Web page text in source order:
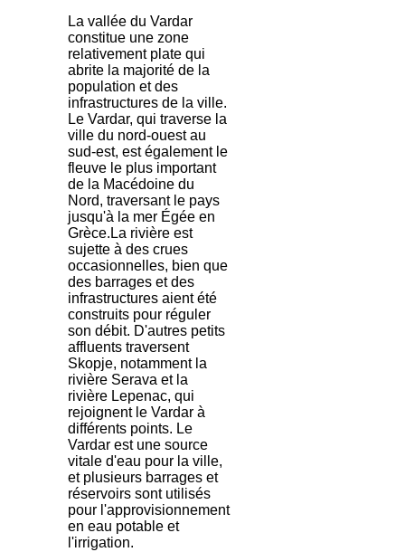
La vallée du Vardar
constitue une zone
relativement plate qui
abrite la majorité de la
population et des
infrastructures de la ville.
Le Vardar, qui traverse la
ville du nord-ouest au
sud-est, est également le
fleuve le plus important
de la Macédoine du
Nord, traversant le pays
jusqu'à la mer Égée en
Grèce.La rivière est
sujette à des crues
occasionnelles, bien que
des barrages et des
infrastructures aient été
construits pour réguler
son débit. D'autres petits
affluents traversent
Skopje, notamment la
rivière Serava et la
rivière Lepenac, qui
rejoignent le Vardar à
différents points. Le
Vardar est une source
vitale d'eau pour la ville,
et plusieurs barrages et
réservoirs sont utilisés
pour l'approvisionnement
en eau potable et
l'irrigation.